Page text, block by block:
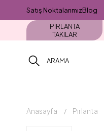
Satış NoktalarımızBlog
PIRLANTA
TAKILAR
Anasayfa Pırlanta